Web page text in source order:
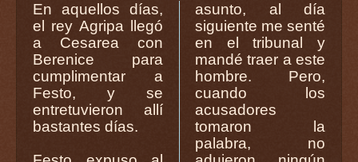
En aquellos días,
el rey Agripa llegó
a Cesarea con
Berenice para
cumplimentar a
Festo, y se
entretuvieron allí
bastantes días.
asunto, al día
siguiente me senté
en el tribunal y
mandé traer a este
hombre. Pero,
cuando los
acusadores
tomaron la
palabra, no